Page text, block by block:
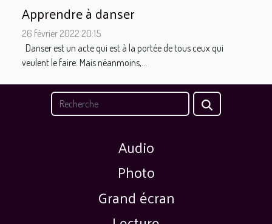
Apprendre à danser
26 février 2022 20:15
Danser est un acte qui est à la portée de tous ceux qui
veulent le faire. Mais néanmoins,...
Audio
Photo
Grand écran